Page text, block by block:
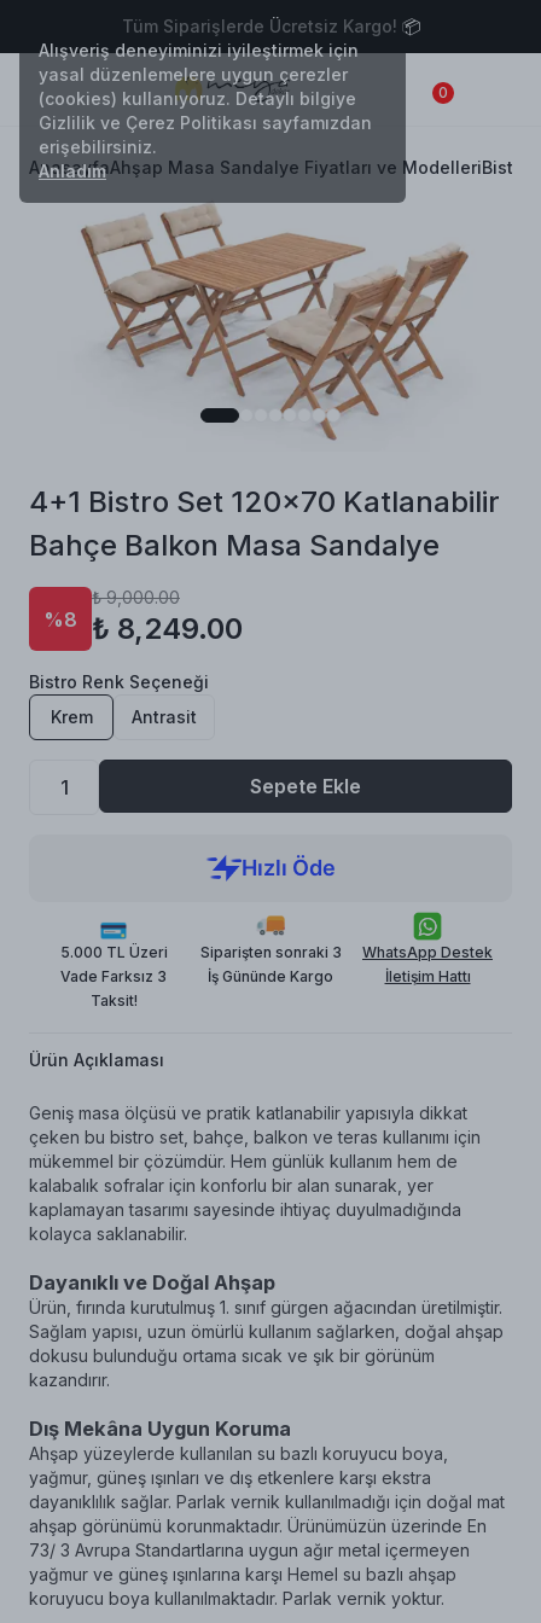
Alışveriş deneyiminizi iyileştirmek için
yasal düzenlemelere uygun çerezler
(cookies) kullanıyoruz. Detaylı bilgiye
Gizlilik ve Çerez Politikası sayfamızdan
erişebilirsiniz.
Anladım
Tüm Siparişlerde Ücretsiz Kargo! 📦
0
AnasayfaAhşap Masa Sandalye Fiyatları ve ModelleriBistro
4+1 Bistro Set 120x70 Katlanabilir
Bahçe Balkon Masa Sandalye
%8
₺ 9,000.00
₺ 8,249.00
Bistro Renk Seçeneği
Krem
Antrasit
Sepete Ekle
5.000 TL Üzeri
Vade Farksız 3
Taksit!
Siparişten sonraki 3
İş Gününde Kargo
WhatsApp Destek
İletişim Hattı
Ürün Açıklaması
Geniş masa ölçüsü ve pratik katlanabilir yapısıyla dikkat
çeken bu bistro set, bahçe, balkon ve teras kullanımı için
mükemmel bir çözümdür. Hem günlük kullanım hem de
kalabalık sofralar için konforlu bir alan sunarak, yer
kaplamayan tasarımı sayesinde ihtiyaç duyulmadığında
kolayca saklanabilir.
Dayanıklı ve Doğal Ahşap
Ürün, fırında kurutulmuş 1. sınıf gürgen ağacından üretilmiştir.
Sağlam yapısı, uzun ömürlü kullanım sağlarken, doğal ahşap
dokusu bulunduğu ortama sıcak ve şık bir görünüm
kazandırır.
Dış Mekâna Uygun Koruma
Ahşap yüzeylerde kullanılan su bazlı koruyucu boya,
yağmur, güneş ışınları ve dış etkenlere karşı ekstra
dayanıklılık sağlar. Parlak vernik kullanılmadığı için doğal mat
ahşap görünümü korunmaktadır. Ürünümüzün üzerinde En
73/ 3 Avrupa Standartlarına uygun ağır metal içermeyen
yağmur ve güneş ışınlarına karşı Hemel su bazlı ahşap
koruyucu boya kullanılmaktadır. Parlak vernik yoktur.